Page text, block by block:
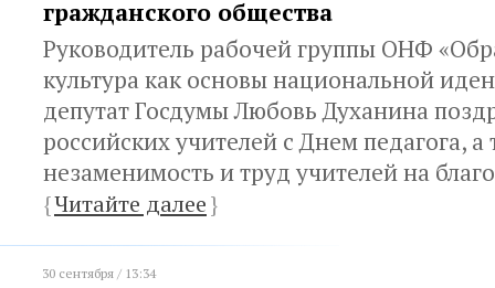
гражданского общества
Руководитель рабочей группы ОНФ
культура как основы национальной
депутат Госдумы Любовь Духанина
российских учителей с Днем педагога,
незаменимость и труд учителей на
{Читайте далее}
30 сентября / 13:34